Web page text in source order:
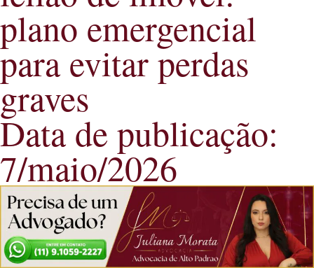
plano emergencial
para evitar perdas
graves
Data de publicação:
7/maio/2026